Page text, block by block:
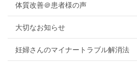
体質改善＠患者様の声
大切なお知らせ
妊婦さんのマイナートラブル解消法